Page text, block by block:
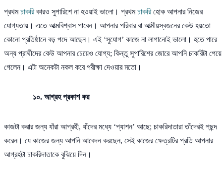
প্রথমচাকরিকারও সুপারিশে না হওয়াই ভালো। প্রথমচাকরিহোক আপনার নিজের
যোগ্যতায়। এতে আত্মবিশ্বাস পাবেন। আপনার পরিবার বা আত্মীয়স্বজনের কেউ হয়তো
কোনো প্রতিষ্ঠানে বড় পদে আছেন। এই ‘সুযোগ’ কাজে না লাগানোই ভালো। হতে পারে
অন্য প্রার্থীদের কেউ আপনার চেয়েও যোগ্য; কিন্তু সুপারিশের জোরে আপনি চাকরিটা পেয়ে
গেলেন। এটা অনেকটা নকল করে পরীক্ষা দেওয়ার মতো।
১০. আগ্রহ প্রকাশ কর
কাজটা করার জন্য যাঁরা আগ্রহী, যাঁদের মধ্যে ‘প্যাশন’ আছে; চাকরিদাতারা তাঁদেরই পছন্দ
করেন। যে কাজের জন্য আপনি আবেদন করছেন, সেই কাজের ক্ষেত্রটির প্রতি আপনার
আগ্রহটা চাকরিদাতাকে বুঝিয়ে দিন।